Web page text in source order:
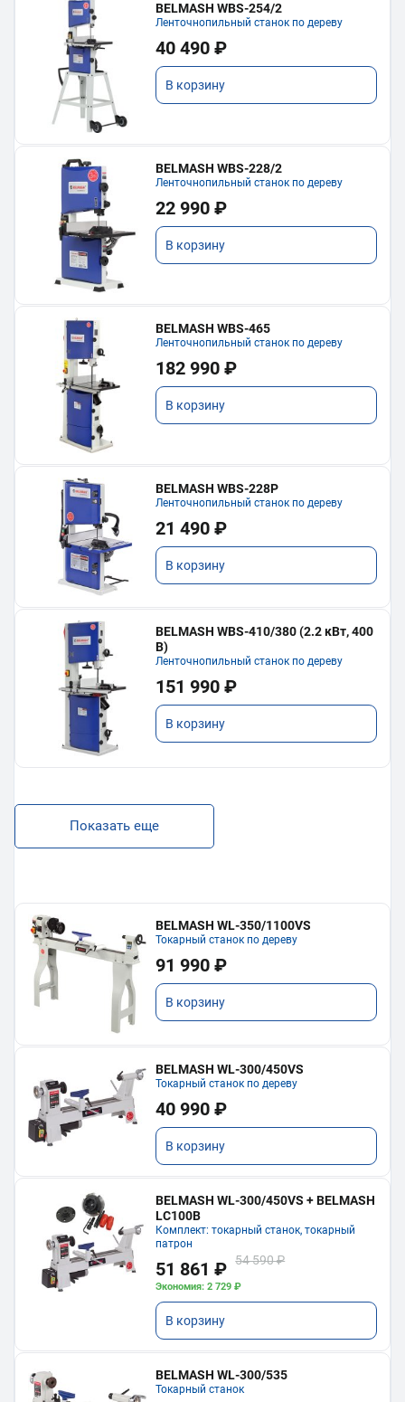
BELMASH WBS-254/2
Ленточнопильный станок по дереву
40 490 ₽
В корзину
BELMASH WBS-228/2
Ленточнопильный станок по дереву
22 990 ₽
В корзину
BELMASH WBS-465
Ленточнопильный станок по дереву
182 990 ₽
В корзину
BELMASH WBS-228P
Ленточнопильный станок по дереву
21 490 ₽
В корзину
BELMASH WBS-410/380 (2.2 кВт, 400
В)
Ленточнопильный станок по дереву
151 990 ₽
В корзину
Показать еще
BELMASH WL-350/1100VS
Токарный станок по дереву
91 990 ₽
В корзину
BELMASH WL-300/450VS
Токарный станок по дереву
40 990 ₽
В корзину
BELMASH WL-300/450VS + BELMASH
LC100B
Комплект: токарный станок, токарный
патрон
51 861 ₽ 54 590 ₽
Экономия: 2 729 ₽
В корзину
BELMASH WL-300/535
Токарный станок